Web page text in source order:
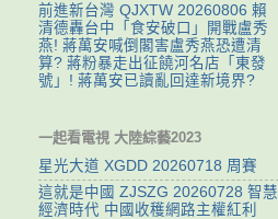
前進新台灣 QJXTW 20260806 賴
清德轟台中「食安破口」開戰盧秀
燕! 蔣萬安喊倒閣害盧秀燕恐遭清
算? 蔣粉暴走出征饒河名店「東發
號」! 蔣萬安已讀亂回達新境界?
一起看電視 大陸綜藝2023
星光大道 XGDD 20260718 周賽
這就是中國 ZJSZG 20260728 智慧
經濟時代 中國收穫網路主權紅利